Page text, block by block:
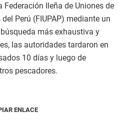
Federación Ileña de Uniones de
Perú (FIUPAP) mediante un
más exhaustiva y
las autoridades tardaron en
10 días y luego de
pescadores.
ENLACE